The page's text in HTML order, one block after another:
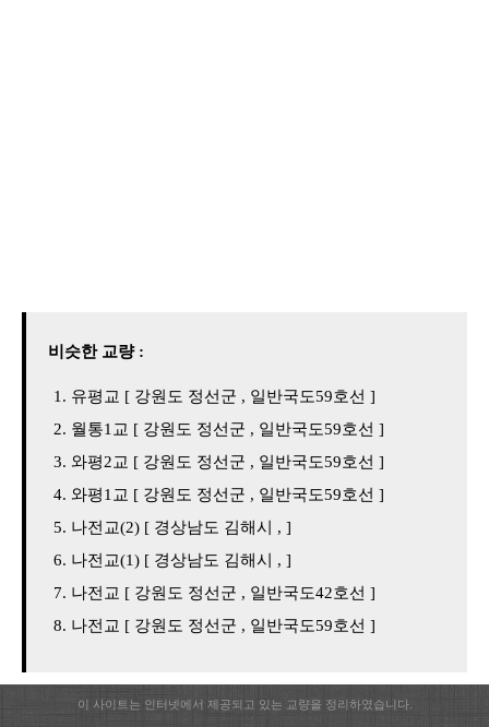
비슷한 교량 :
유평교 [ 강원도 정선군 , 일반국도59호선 ]
월통1교 [ 강원도 정선군 , 일반국도59호선 ]
와평2교 [ 강원도 정선군 , 일반국도59호선 ]
와평1교 [ 강원도 정선군 , 일반국도59호선 ]
나전교(2) [ 경상남도 김해시 , ]
나전교(1) [ 경상남도 김해시 , ]
나전교 [ 강원도 정선군 , 일반국도42호선 ]
나전교 [ 강원도 정선군 , 일반국도59호선 ]
이 사이트는 인터넷에서 제공되고 있는 교량을 정리하였습니다.